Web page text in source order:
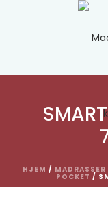
HJEM / MADRASSER
POCKET /